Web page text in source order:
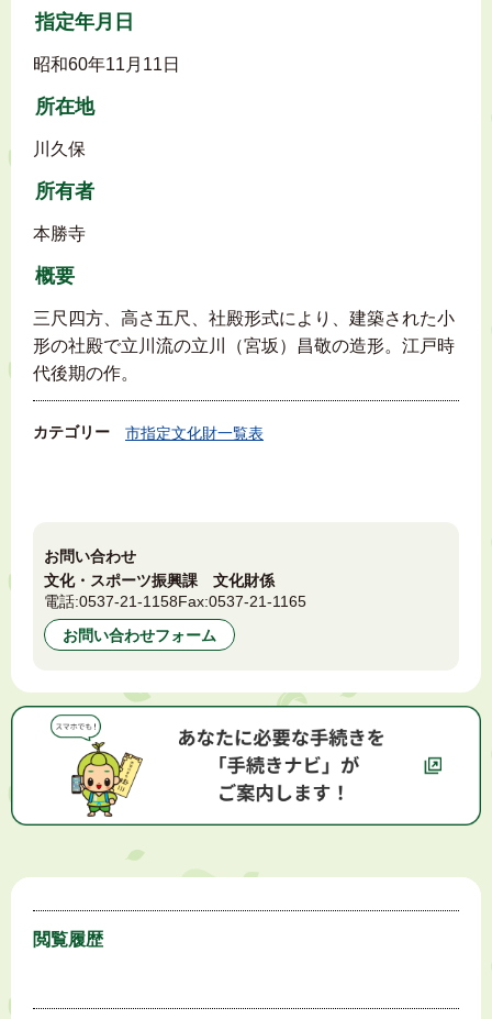
指定年月日
昭和60年11月11日
所在地
川久保
所有者
本勝寺
概要
三尺四方、高さ五尺、社殿形式により、建築された小
形の社殿で立川流の立川（宮坂）昌敬の造形。江戸時
代後期の作。
カテゴリー 市指定文化財一覧表
お問い合わせ
文化・スポーツ振興課 文化財係
電話:0537-21-1158Fax:0537-21-1165
お問い合わせフォーム
閲覧履歴